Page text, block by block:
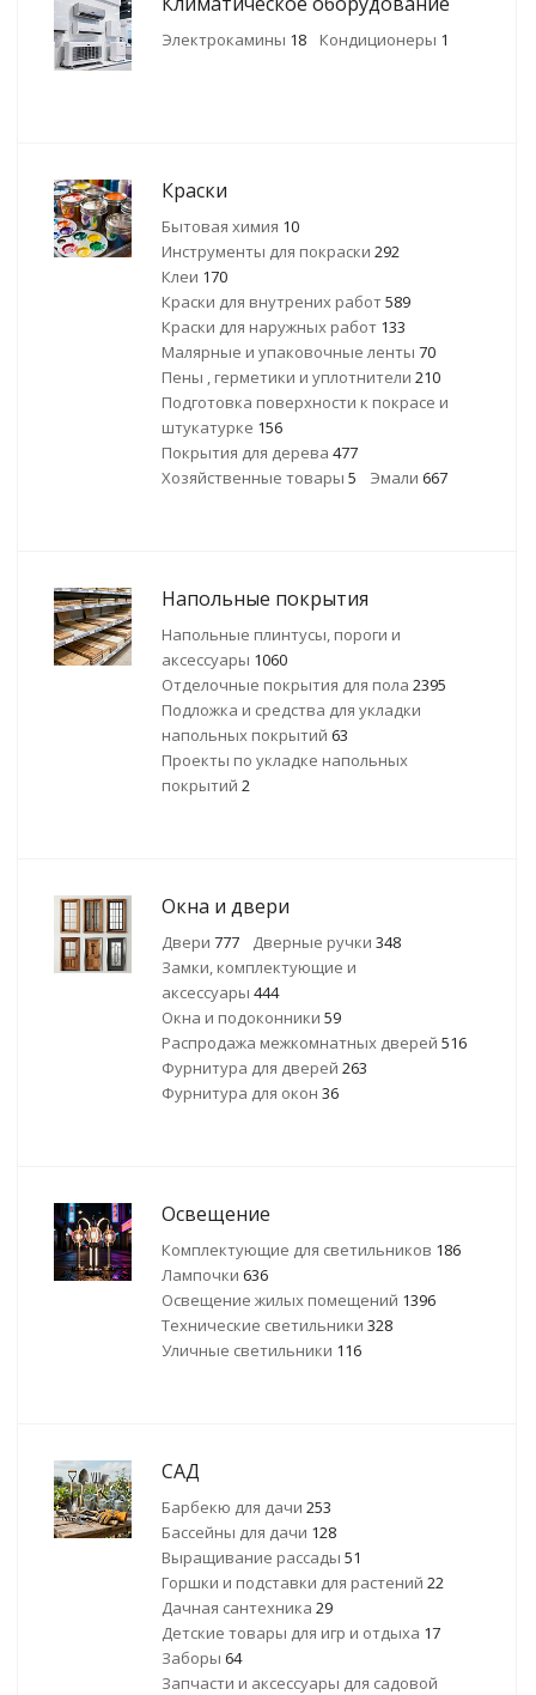
Электрокамины 18 Кондиционеры 1
Краски
Бытовая химия 10
Инструменты для покраски 292
Клеи 170
Краски для внутрених работ589
Краски для наружных работ 133
Малярные и упаковочные ленты 70
Пены , герметики и уплотнители 210
Подготовка поверхности к покрасе и
штукатурке 156
Покрытия для дерева 477
Хозяйственные товары 5 Эмали 667
Напольные покрытия
Напольные плинтусы, пороги и
аксессуары 1060
Отделочные покрытия для пола 2395
Подложка и средства для укладки
напольных покрытий 63
Проекты по укладке напольных
покрытий 2
Окна и двери
Двери 777 Дверные ручки 348
Замки, комплектующие и
аксессуары 444
Окна и подоконники 59
Распродажа межкомнатных дверей 516
Фурнитура для дверей 263
Фурнитура для окон 36
Освещение
Комплектующие для светильников 186
Лампочки 636
Освещение жилых помещений 1396
Технические светильники 328
Уличные светильники 116
САД
Барбекю для дачи 253
Бассейны для дачи 128
Выращивание рассады 51
Горшки и подставки для растений 22
Дачная сантехника 29
Детские товары для игр и отдыха 17
Заборы 64
Запчасти и аксессуары для садовой